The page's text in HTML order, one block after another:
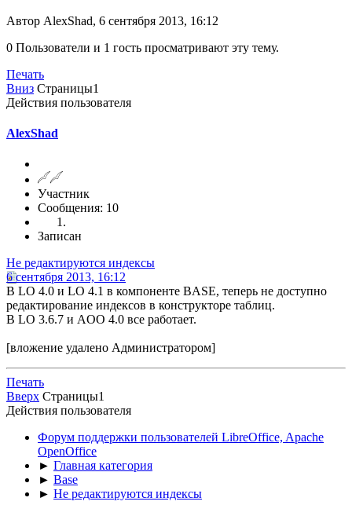
Автор AlexShad, 6 сентября 2013, 16:12
0 Пользователи и 1 гость просматривают эту тему.
Печать
Вниз Страницы1
Действия пользователя
AlexShad
Участник
Сообщения: 10
Записан
Не редактируются индексы
6 сентября 2013, 16:12
В LO 4.0 и LO 4.1 в компоненте BASE, теперь не доступно
редактирование индексов в конструкторе таблиц.
В LO 3.6.7 и AOO 4.0 все работает.
[вложение удалено Администратором]
Печать
Вверх Страницы1
Действия пользователя
Форум поддержки пользователей LibreOffice, Apache
OpenOffice
► Главная категория
► Base
► Не редактируются индексы